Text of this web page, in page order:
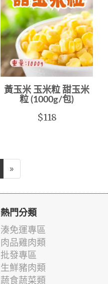
黃玉米 玉米粒 甜玉米
粒 (1000g/包)
$118
»
熱門分類
湊免運專區
肉品雞肉類
批發專區
生鮮豬肉類
蔬食蔬菜類